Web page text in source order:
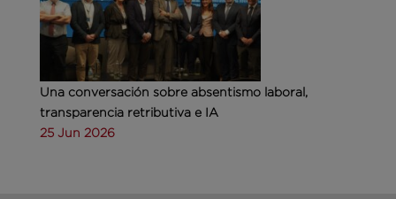
Una conversación sobre absentismo laboral,
transparencia retributiva e IA
25 Jun 2026